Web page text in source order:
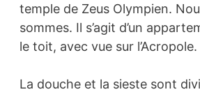
temple de Zeus Olympien.
sommes. Il s’agit d’un
le toit, avec vue sur
La douche et la sieste sont